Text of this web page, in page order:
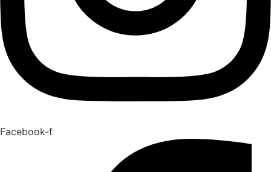
Facebook-f